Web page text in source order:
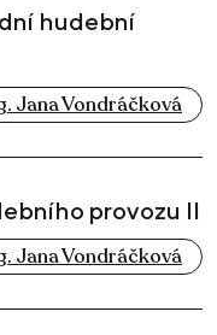
hudební
Jana Vondráčková
provozu II
Jana Vondráčková